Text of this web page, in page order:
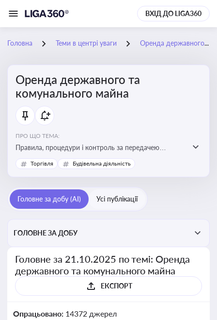
ВХІД ДО LIGA360
Головна Теми в центрі уваги Оренда державного та комунального майна
Оренда державного та
комунального майна
ПРО ЩО ТЕМА:
Правила, процедури і контроль за передачею
державного та комунального майна в оренду. Кейси
використання публічного майна
Торгівля Будівельна діяльність
Головне за добу (AI) Усі публікації
ГОЛОВНЕ ЗА ДОБУ
Головне за 21.10.2025 по темі: Оренда
державного та комунального майна
ЕКСПОРТ
Опрацьовано: 14372 джерел